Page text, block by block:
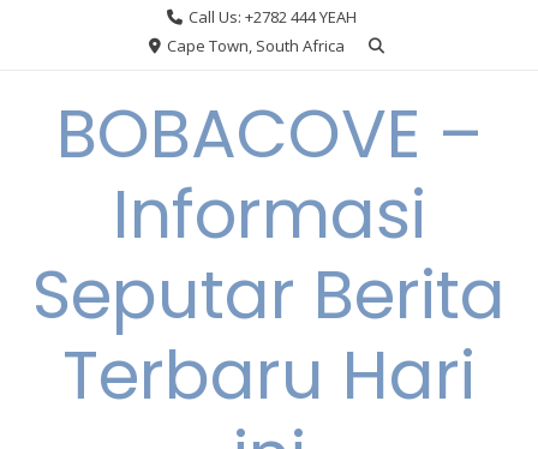
Call Us: +2782 444 YEAH
Cape Town, South Africa
BOBACOVE –
Informasi
Seputar Berita
Terbaru Hari